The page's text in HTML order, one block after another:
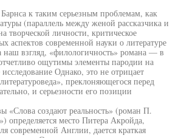
к таким серьезным проблемам, как
(параллель между женой рассказчика и
творческой личности, критическое
аспектов современной науки о литературе
наш взгляд, «филологичность» романа — в
ощутимы элементы пародии на
исследование Однако, это не отрицает
преклоняющегося перед
и серьезности его позиции
«Слова создают реальность» (роман П.
определяется место Питера Акройда,
современной Англии, дается краткая